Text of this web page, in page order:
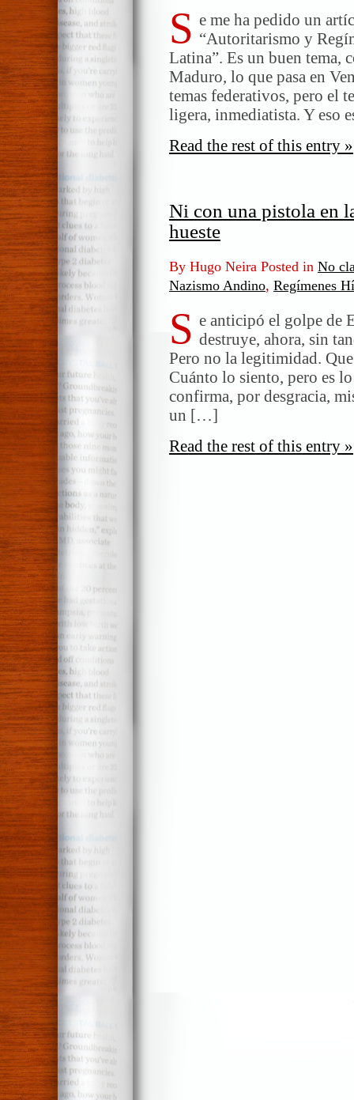
S e me ha pedido un
“Autoritarismo y
Latina”. Es un buen tema,
Maduro, lo que pasa en
temas federativos, pero el
ligera, inmediatista. Y eso
Read the rest of this entry »
Ni con una pistola en
hueste
By Hugo Neira Posted in No
Nazismo Andino, Regímenes
S e anticipó el golpe de
destruye, ahora, sin
Pero no la legitimidad.
Cuánto lo siento, pero es
confirma, por desgracia,
un […]
Read the rest of this entry »